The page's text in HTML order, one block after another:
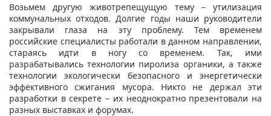
Возьмем другую животрепещущую тему – утилизация
коммунальных отходов. Долгие годы наши руководители
закрывали глаза на эту проблему. Тем временем
российские специалисты работали в данном направлении,
стараясь идти в ногу со временем. Так, ими
разрабатывались технологии пиролиза органики, а также
технологии экологически безопасного и энергетически
эффективного сжигания мусора. Никто не держал эти
разработки в секрете – их неоднократно презентовали на
разных выставках и форумах.